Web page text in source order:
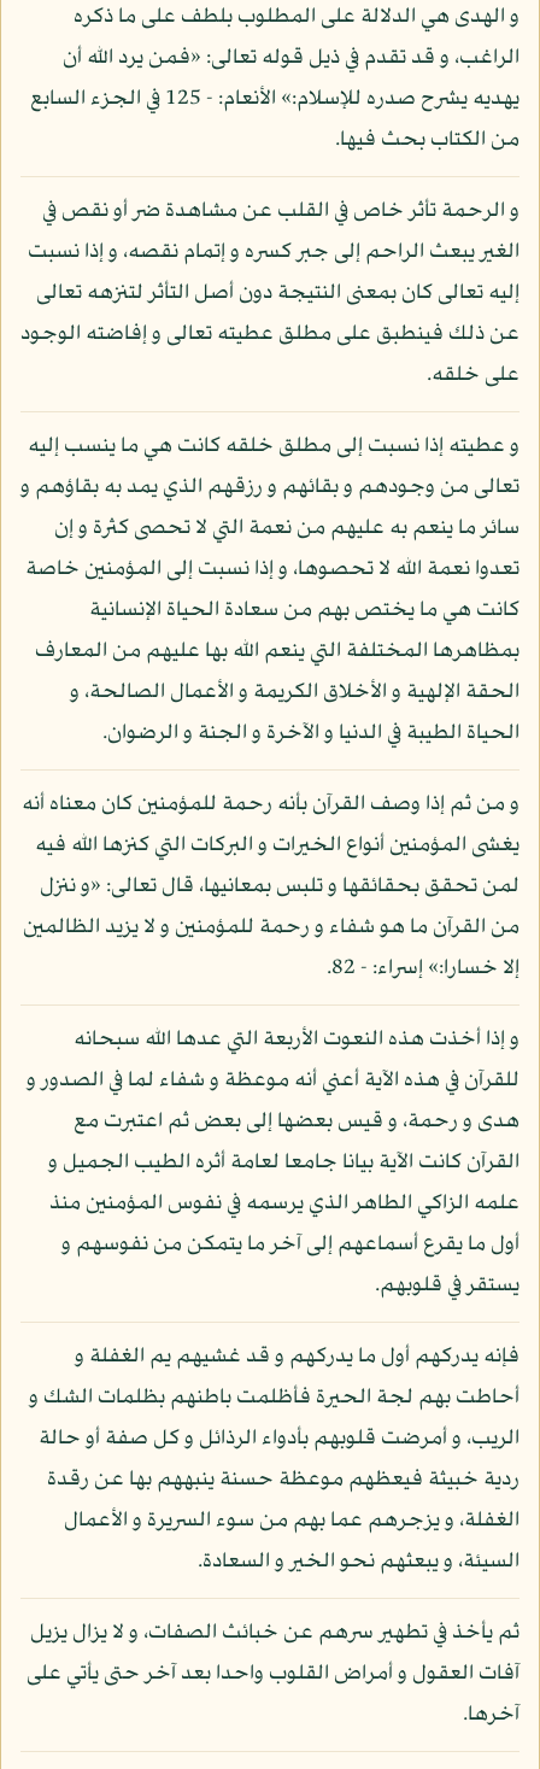
و الهدى هي الدلالة على المطلوب بلطف على ما ذكره
الراغب، و قد تقدم في ذيل قوله تعالى: «فمن يرد الله أن
يهديه يشرح صدره للإسلام:» الأنعام: - 125 في الجزء السابع
من الكتاب بحث فيها.
و الرحمة تأثر خاص في القلب عن مشاهدة ضر أو نقص في
الغير يبعث الراحم إلى جبر كسره و إتمام نقصه، و إذا نسبت
إليه تعالى كان بمعنى النتيجة دون أصل التأثر لتنزهه تعالى
عن ذلك فينطبق على مطلق عطيته تعالى و إفاضته الوجود
على خلقه.
و عطيته إذا نسبت إلى مطلق خلقه كانت هي ما ينسب إليه
تعالى من وجودهم و بقائهم و رزقهم الذي يمد به بقاؤهم و
سائر ما ينعم به عليهم من نعمة التي لا تحصى كثرة و إن
تعدوا نعمة الله لا تحصوها، و إذا نسبت إلى المؤمنين خاصة
كانت هي ما يختص بهم من سعادة الحياة الإنسانية
بمظاهرها المختلفة التي ينعم الله بها عليهم من المعارف
الحقة الإلهية و الأخلاق الكريمة و الأعمال الصالحة، و
الحياة الطيبة في الدنيا و الآخرة و الجنة و الرضوان.
و من ثم إذا وصف القرآن بأنه رحمة للمؤمنين كان معناه أنه
يغشى المؤمنين أنواع الخيرات و البركات التي كنزها الله فيه
لمن تحقق بحقائقها و تلبس بمعانيها، قال تعالى: «و ننزل
من القرآن ما هو شفاء و رحمة للمؤمنين و لا يزيد الظالمين
إلا خسارا:» إسراء: - 82.
و إذا أخذت هذه النعوت الأربعة التي عدها الله سبحانه
للقرآن في هذه الآية أعني أنه موعظة و شفاء لما في الصدور و
هدى و رحمة، و قيس بعضها إلى بعض ثم اعتبرت مع
القرآن كانت الآية بيانا جامعا لعامة أثره الطيب الجميل و
علمه الزاكي الطاهر الذي يرسمه في نفوس المؤمنين منذ
أول ما يقرع أسماعهم إلى آخر ما يتمكن من نفوسهم و
يستقر في قلوبهم.
فإنه يدركهم أول ما يدركهم و قد غشيهم يم الغفلة و
أحاطت بهم لجة الحيرة فأظلمت باطنهم بظلمات الشك و
الريب، و أمرضت قلوبهم بأدواء الرذائل و كل صفة أو حالة
ردية خبيثة فيعظهم موعظة حسنة ينبههم بها عن رقدة
الغفلة، و يزجرهم عما بهم من سوء السريرة و الأعمال
السيئة، و يبعثهم نحو الخير و السعادة.
ثم يأخذ في تطهير سرهم عن خبائث الصفات، و لا يزال يزيل
آفات العقول و أمراض القلوب واحدا بعد آخر حتى يأتي على
آخرها.